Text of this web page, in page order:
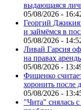
выдающаяся
05/08/2026 -
Георгий
и займёмся в
05/08/2026 -
Ливай Гарсия
на правах
05/08/2026 -
Фищенко
хоронить после
05/08/2026 -
"Чита" снялась